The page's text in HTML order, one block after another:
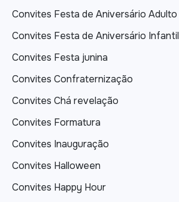
Convites Festa de Aniversário Adulto
Convites Festa de Aniversário Infantil
Convites Festa junina
Convites Confraternização
Convites Chá revelação
Convites Formatura
Convites Inauguração
Convites Halloween
Convites Happy Hour